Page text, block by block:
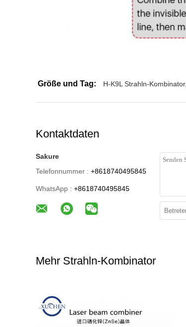
Größe und Tag: H-K9L Strahln-Kombinator,
Kontaktdaten
Sakure
Telefonnummer : +8618740495845
WhatsApp : +8618740495845
Mehr Strahln-Kombinator